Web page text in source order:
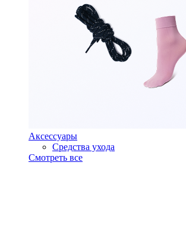
Аксессуары
Средства ухода
Смотреть все